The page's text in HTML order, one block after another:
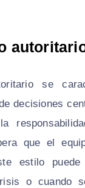
se
decisiones
que el
estilo
o cuando